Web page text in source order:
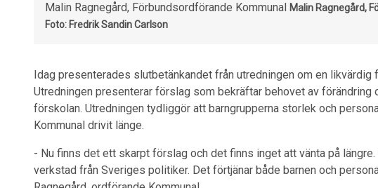
Malin Ragnegård, Förbundsordförande Kommunal Malin Ragnegård,
Foto: Fredrik Sandin Carlson
Idag presenterades slutbetänkandet från utredningen om en likvärdig
Utredningen presenterar förslag som bekräftar behovet av förändring
förskolan. Utredningen tydliggör att barngrupperna storlek och
Kommunal drivit länge.
- Nu finns det ett skarpt förslag och det finns inget att vänta på längre.
verkstad från Sveriges politiker. Det förtjänar både barnen och